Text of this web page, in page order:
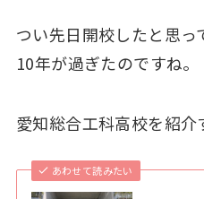
つい先日開校したと思っ
10年が過ぎたのですね。
愛知総合工科高校を紹介
あわせて読みたい